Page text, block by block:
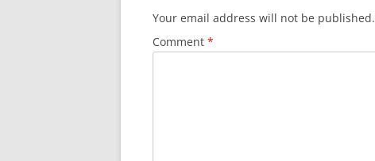
Your email address will not be published.
Comment *